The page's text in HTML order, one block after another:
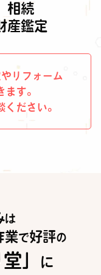
相続
産鑑定
リフォーム
す。
ださい。
は
業で好評の
」 に